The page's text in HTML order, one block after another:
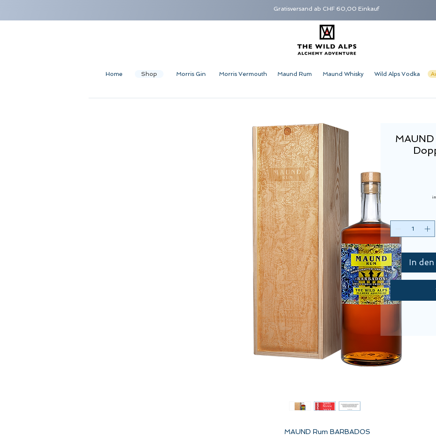
Gratisversand ab CHF 60,00 Einkauf
Home Shop Morris Gin Morris Vermouth Maund Rum Maund Whisky Wild Alps Vodka
In
MAUND Rum BARBADOS